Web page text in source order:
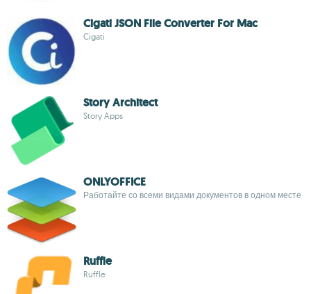
Cigati JSON File Converter For Mac
Cigati
Story Architect
Story Apps
ONLYOFFICE
Работайте со всеми видами документов в одном месте
Ruffle
Ruffle